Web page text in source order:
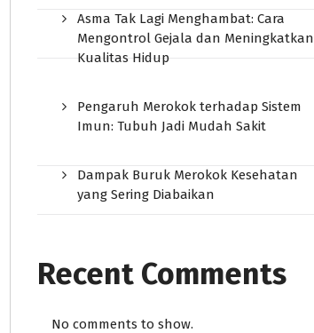
Asma Tak Lagi Menghambat: Cara
Mengontrol Gejala dan Meningkatkan
Kualitas Hidup
Pengaruh Merokok terhadap Sistem
Imun: Tubuh Jadi Mudah Sakit
Dampak Buruk Merokok Kesehatan
yang Sering Diabaikan
Recent Comments
No comments to show.